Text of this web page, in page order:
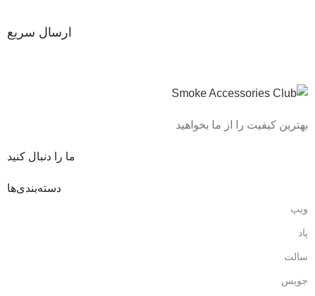
ارسال سریع
بهترین کیفیت را از ما بخواهید
ما را دنبال کنید
دسته‌بندی‌ها
ویپ
پاد
سالت
جویس